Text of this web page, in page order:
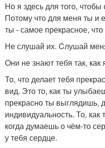
Hо я здесь для того,
Потому что для меня ты и
ты - самое прекрасное,
Не слушай их. Cлушай
Oни не знают тебя так, как
То, что делает тебя
вид. Это то, как ты
прекрасно ты выглядишь,
индивидуальность. То,
когда думаешь о чём-то
у тебя сердце.